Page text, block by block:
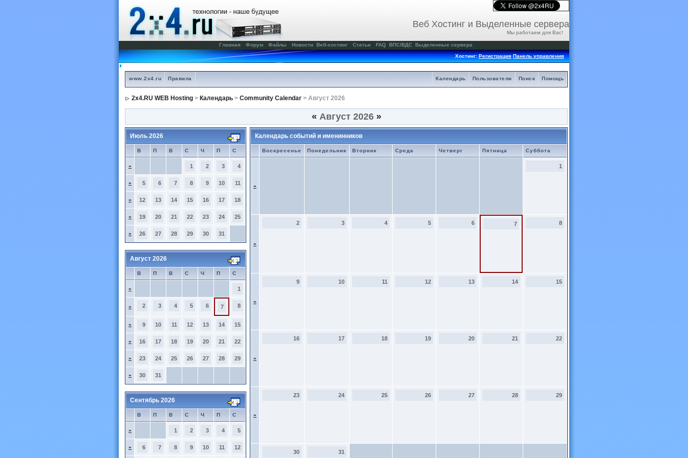
Веб Хостинг и Выделенные сервера
Мы работаем для Вас!
Главная Форум Файлы Новости Веб-хостинг Статьи FAQ ВПС/ВДС Выделенные сервера
Хостинг:Регистрация Панель управления
www.2x4.ru Правила Помощь
Поиск
Пользователи
Календарь
2x4.RU WEB Hosting > Календарь > Community Calendar > Август 2026
« Август 2026 »
Июль 2026
В П В С Ч П С
» 1 2 3 4
» 5 6 7 8 9 10 11
» 12 13 14 15 16 17 18
» 19 20 21 22 23 24 25
» 26 27 28 29 30 31
Август 2026
В П В С Ч П С
» 1
» 2 3 4 5 6 7 8
» 9 10 11 12 13 14 15
» 16 17 18 19 20 21 22
» 23 24 25 26 27 28 29
» 30 31
Сентябрь 2026
В П В С Ч П С
» 1 2 3 4 5
» 6 7 8 9 10 11 12
Календарь событий и именинников
Воскресенье Понедельник Вторник Среда Четверг Пятница Суббота
»
1
»
2 3 4 5 6 7 8
»
9 10 11 12 13 14 15
»
16 17 18 19 20 21 22
»
23 24 25 26 27 28 29
30 31